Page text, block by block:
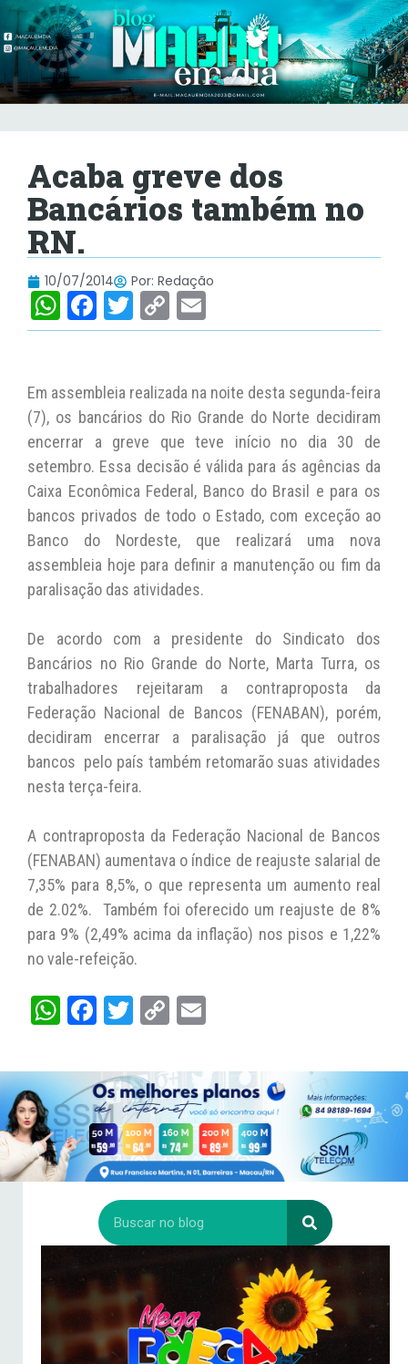
Acaba greve dos
Bancários também no
RN.
10/07/2014 Por: Redação
W
h
s
A
p
p
F
a
e
b
o
o
k
T
w
er
C
o
y
Li
n
k
m
l
Em assembleia realizada na noite desta segunda-feira
(7), os bancários do Rio Grande do Norte decidiram
encerrar a greve que teve início no dia 30 de
setembro. Essa decisão é válida para ás agências da
Caixa Econômica Federal, Banco do Brasil e para os
bancos privados de todo o Estado, com exceção ao
Banco do Nordeste, que realizará uma nova
assembleia hoje para definir a manutenção ou fim da
paralisação das atividades.
De acordo com a presidente do Sindicato dos
Bancários no Rio Grande do Norte, Marta Turra, os
trabalhadores rejeitaram a contraproposta da
Federação Nacional de Bancos (FENABAN), porém,
decidiram encerrar a paralisação já que outros
bancos pelo país também retomarão suas atividades
nesta terça-feira.
A contraproposta da Federação Nacional de Bancos
(FENABAN) aumentava o índice de reajuste salarial de
7,35% para 8,5%, o que representa um aumento real
de 2.02%. Também foi oferecido um reajuste de 8%
para 9% (2,49% acima da inflação) nos pisos e 1,22%
no vale-refeição.
W
ts
A
pp
Fa
bo
ok
T
tt
er
C
y
Li
nk
ail